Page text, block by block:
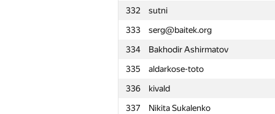
332
sutni
333
serg@baitek.org
334
Bakhodir Ashirmatov
335
aldarkose-toto
336
kivald
337
Nikita Sukalenko
309
ttorogeldi
310
atremba
311
Polyakov1987
312
av.fedchenko
313
kefaa15
314
mipt.lambda